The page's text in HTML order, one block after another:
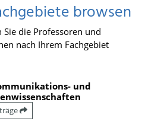
browsen
Sie die Professoren und
nach Ihrem Fachgebiet
und